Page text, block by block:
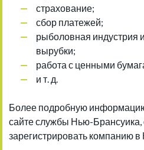
страхование;
сбор платежей;
рыболовная
вырубки;
работа с ценными
и т. д.
Более подробную
сайте службы Нью-Брансуика,
зарегистрировать компанию